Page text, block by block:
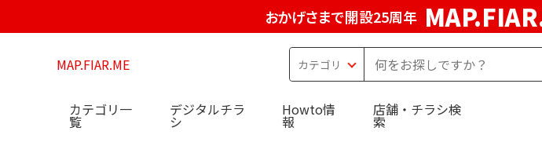
おかげさまで開設25周年
MAP.FIAR.ME
カテゴリ一
覧
デジタルチラ
シ
Howto情
報
店舗・チラシ検
索